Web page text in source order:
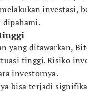
investasi,
dipahami.
yang ditawarkan,
tinggi. Risiko
investornya.
bisa terjadi